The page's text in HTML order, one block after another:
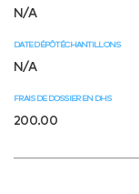
N/A
DATE DÉPÔT ÉCHANTILLONS
N/A
FRAIS DE DOSSIER EN DHS
200.00